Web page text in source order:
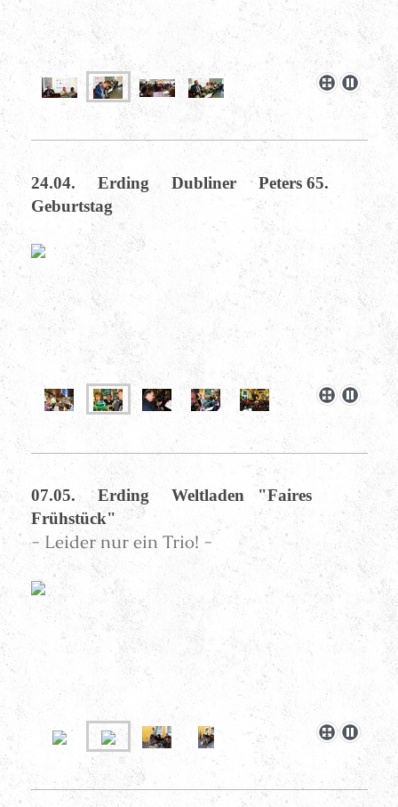
24.04. Erding Dubliner Peters 65.
Geburtstag
07.05. Erding Weltladen "Faires
Frühstück"
- Leider nur ein Trio! -